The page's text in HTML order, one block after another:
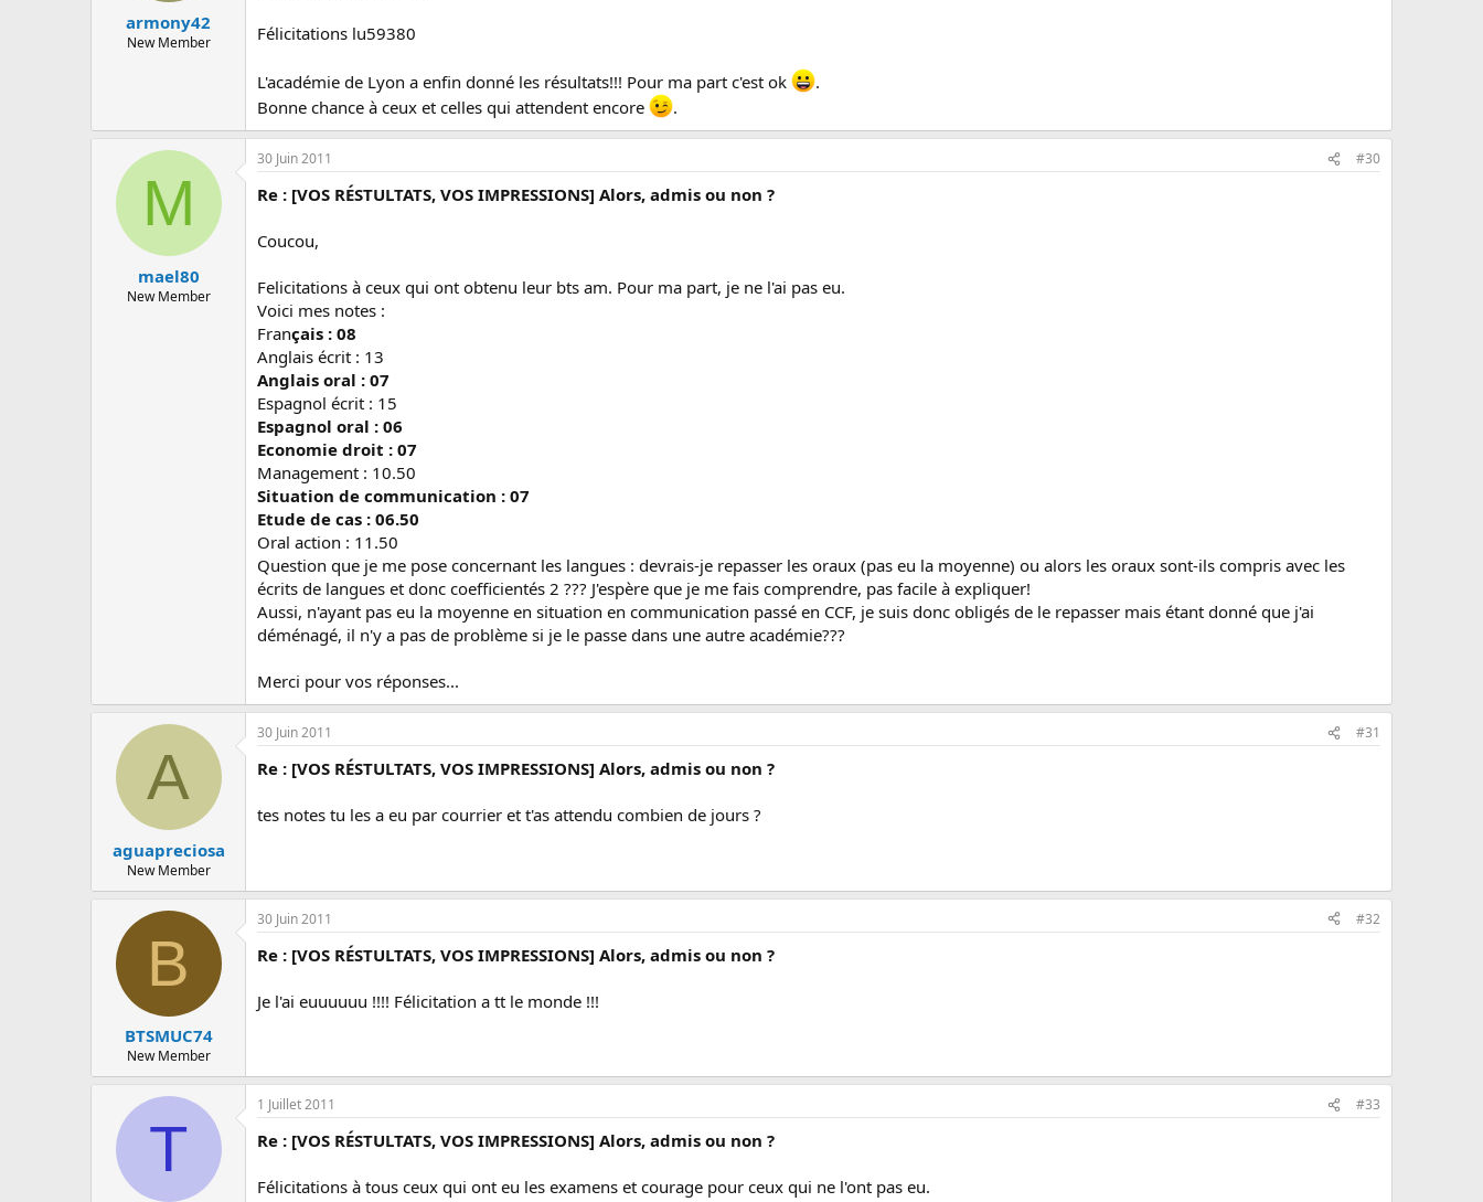
armony42
New Member Félicitations lu59380
L'académie de Lyon a enfin donné les résultats!!! Pour ma part c'est ok
.
Bonne chance à ceux et celles qui attendent encore
.
M
mael80
New Member
30 Juin 2011 #30
Re : [VOS RÉSTULTATS, VOS IMPRESSIONS] Alors, admis ou non ?
Coucou,
Felicitations à ceux qui ont obtenu leur bts am. Pour ma part, je ne l'ai pas eu.
Voici mes notes :
Français : 08
Anglais écrit : 13
Anglais oral : 07
Espagnol écrit : 15
Espagnol oral : 06
Economie droit : 07
Management : 10.50
Situation de communication : 07
Etude de cas : 06.50
Oral action : 11.50
Question que je me pose concernant les langues : devrais-je repasser les oraux (pas eu la moyenne) ou alors les oraux sont-ils compris avec les
écrits de langues et donc coefficientés 2 ??? J'espère que je me fais comprendre, pas facile à expliquer!
Aussi, n'ayant pas eu la moyenne en situation en communication passé en CCF, je suis donc obligés de le repasser mais étant donné que j'ai
déménagé, il n'y a pas de problème si je le passe dans une autre académie???
Merci pour vos réponses...
A
aguapreciosa
New Member
30 Juin 2011 #31
Re : [VOS RÉSTULTATS, VOS IMPRESSIONS] Alors, admis ou non ?
tes notes tu les a eu par courrier et t'as attendu combien de jours ?
B
BTSMUC74
New Member
30 Juin 2011 #32
Re : [VOS RÉSTULTATS, VOS IMPRESSIONS] Alors, admis ou non ?
Je l'ai euuuuuu !!!! Félicitation a tt le monde !!!
T
1 Juillet 2011 #33
Re : [VOS RÉSTULTATS, VOS IMPRESSIONS] Alors, admis ou non ?
Félicitations à tous ceux qui ont eu les examens et courage pour ceux qui ne l'ont pas eu.